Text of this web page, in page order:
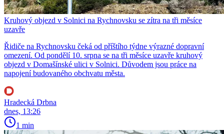
Kruhový objezd v Solnici na Rychnovsku se zítra na tři měsíce
uzavře
Řidiče na Rychnovsku čeká od příštího týdne výrazné dopravní
omezení. Od pondělí 10. srpna se na tři měsíce uzavře kruhový
objezd v Domašínské ulici v Solnici. Důvodem jsou práce na
napojení budovaného obchvatu města.
Hradecká Drbna
dnes, 13:26
1 min